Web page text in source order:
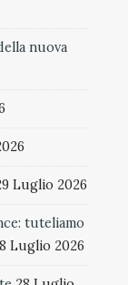
nuova
Luglio 2026
tuteliamo
Luglio 2026